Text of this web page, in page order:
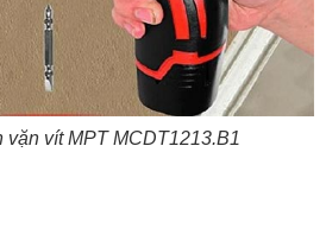
vặn vít MPT MCDT1213.B1